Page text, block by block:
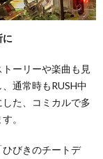
に
ーリーや楽曲も見
通常時もRUSH中
た、コミカルで多
。
びきのチートデ